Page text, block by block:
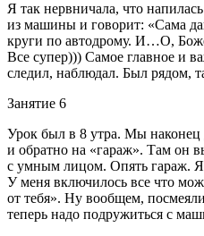
Я так нервничала, что
из машины и говорит: «Сама
круги по автодрому. И…О,
Все супер))) Самое главное и
следил, наблюдал. Был рядом,
Занятие 6
Урок был в 8 утра. Мы наконец
и обратно на «гараж». Там он
с умным лицом. Опять гараж. Я
У меня включилось все что
от тебя». Ну вообщем,
теперь надо подружиться с